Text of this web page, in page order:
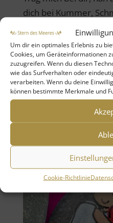
Um dir ein optimales Erlebnis zu
Cookies, um Geräteinformationen
zuzugreifen. Wenn du diesen
wie das Surfverhalten oder
verarbeiten. Wenn du deine
können bestimmte Merkmale und
Cookie-Richtlinie
dich bei Kummer,
Ich bin dein Freund
Liebe, Hoffnung,